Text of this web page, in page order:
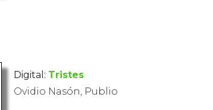
Digital: Tristes
Ovidio Nasón, Publio